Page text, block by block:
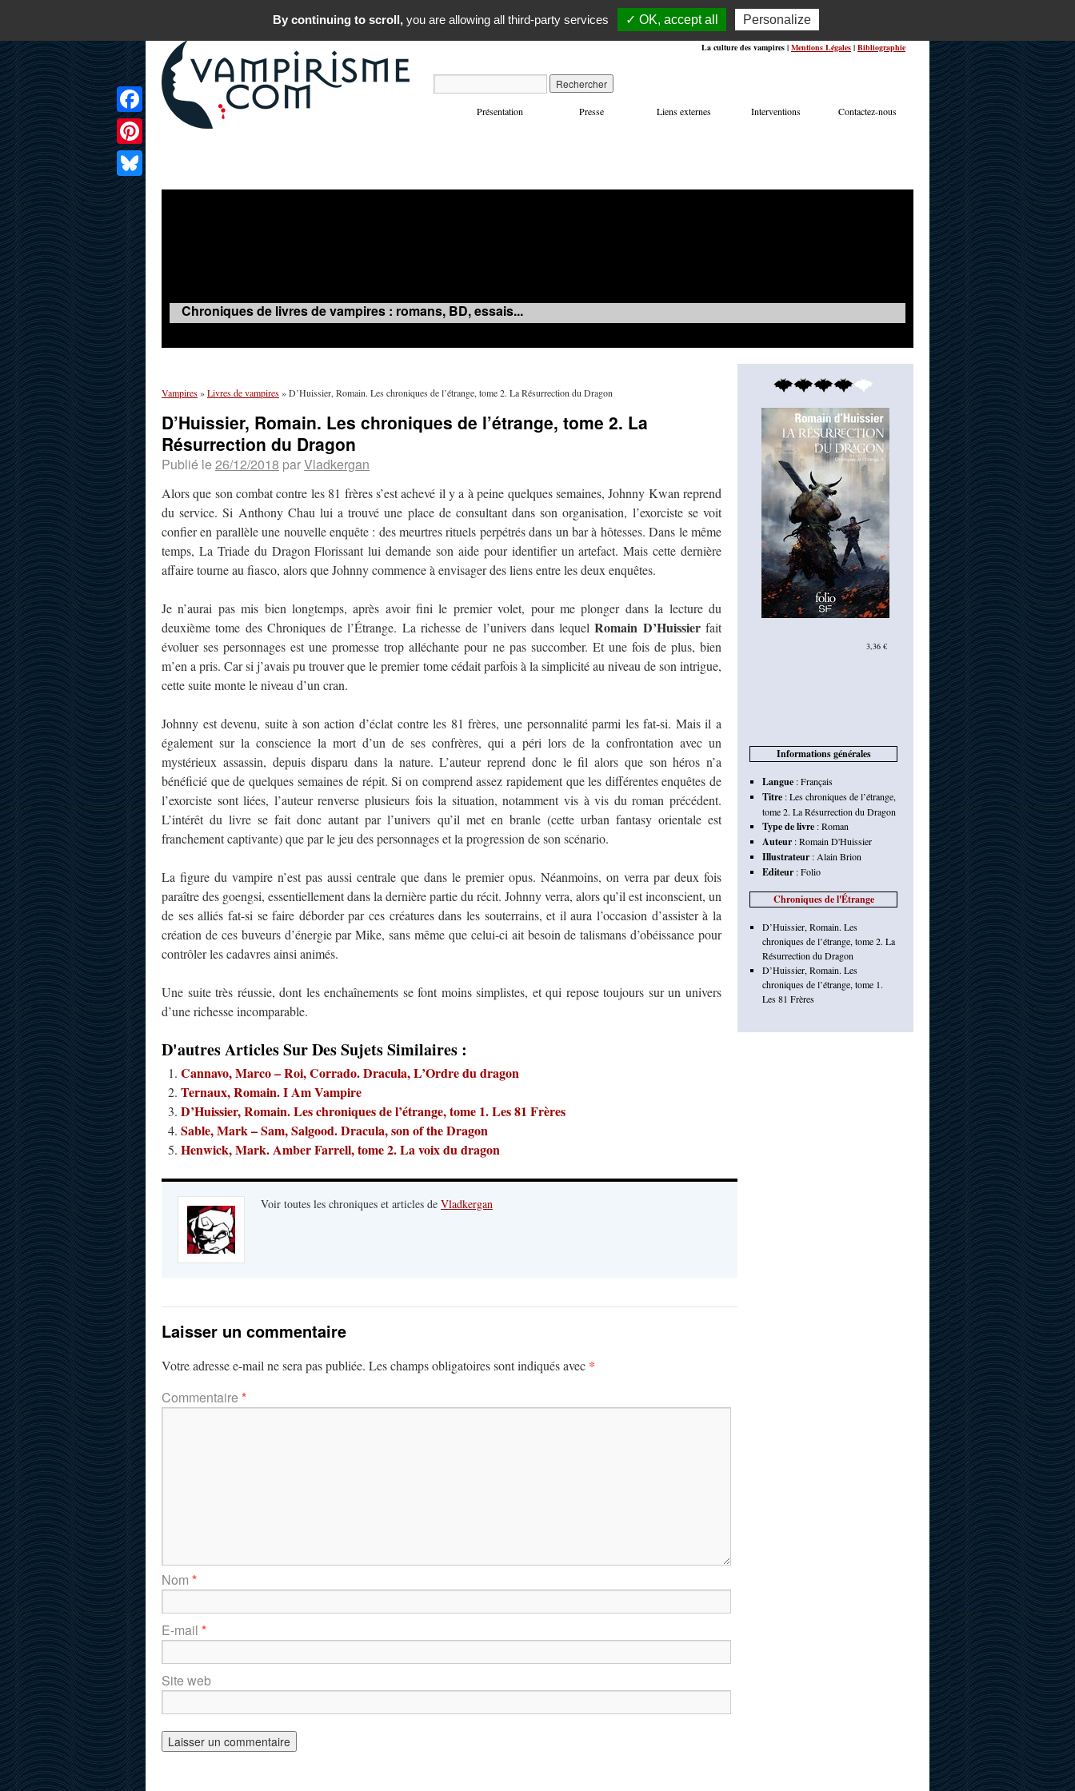
La culture des vampires | Mentions Légales | Bibliographie
Présentation Presse Liens externes Interventions Contactez-nous
Chroniques de livres de vampires : romans, BD, essais...
Vampires»Livres de vampires»D’Huissier, Romain. Les chroniques de l’étrange, tome 2. La Résurrection du Dragon
D’Huissier, Romain. Les chroniques de l’étrange, tome 2. La
Résurrection du Dragon
Publié le 26/12/2018 parVladkergan
Alors que son combat contre les 81 frères s’est achevé il y a à peine quelques semaines, Johnny Kwan reprend
du service. Si Anthony Chau lui a trouvé une place de consultant dans son organisation, l’exorciste se voit
confier en parallèle une nouvelle enquête : des meurtres rituels perpétrés dans un bar à hôtesses. Dans le même
temps, La Triade du Dragon Florissant lui demande son aide pour identifier un artefact. Mais cette dernière
affaire tourne au fiasco, alors que Johnny commence à envisager des liens entre les deux enquêtes.
Je n’aurai pas mis bien longtemps, après avoir fini le premier volet, pour me plonger dans la lecture du
deuxième tome des Chroniques de l’Étrange. La richesse de l’univers dans lequelRomain D’Huissierfait
évoluer ses personnages est une promesse trop alléchante pour ne pas succomber. Et une fois de plus, bien
m’en a pris. Car si j’avais pu trouver que le premier tome cédait parfois à la simplicité au niveau de son intrigue,
cette suite monte le niveau d’un cran.
Johnny est devenu, suite à son action d’éclat contre les 81 frères, une personnalité parmi les fat-si. Mais il a
également sur la conscience la mort d’un de ses confrères, qui a péri lors de la confrontation avec un
mystérieux assassin, depuis disparu dans la nature. L’auteur reprend donc le fil alors que son héros n’a
bénéficié que de quelques semaines de répit. Si on comprend assez rapidement que les différentes enquêtes de
l’exorciste sont liées, l’auteur renverse plusieurs fois la situation, notamment vis à vis du roman précédent.
L’intérêt du livre se fait donc autant par l’univers qu’il met en branle (cette urban fantasy orientale est
franchement captivante) que par le jeu des personnages et la progression de son scénario.
La figure du vampire n’est pas aussi centrale que dans le premier opus. Néanmoins, on verra par deux fois
paraître des goengsi, essentiellement dans la dernière partie du récit. Johnny verra, alors qu’il est inconscient, un
de ses alliés fat-si se faire déborder par ces créatures dans les souterrains, et il aura l’occasion d’assister à la
création de ces buveurs d’énergie par Mike, sans même que celui-ci ait besoin de talismans d’obéissance pour
contrôler les cadavres ainsi animés.
Une suite très réussie, dont les enchaînements se font moins simplistes, et qui repose toujours sur un univers
d’une richesse incomparable.
D'autres Articles Sur Des Sujets Similaires :
Cannavo, Marco – Roi, Corrado. Dracula, L’Ordre du dragon
Ternaux, Romain. I Am Vampire
D’Huissier, Romain. Les chroniques de l’étrange, tome 1. Les 81 Frères
Sable, Mark – Sam, Salgood. Dracula, son of the Dragon
Henwick, Mark. Amber Farrell, tome 2. La voix du dragon
Voir toutes les chroniques et articles de Vladkergan
Laisser un commentaire
Votre adresse e-mail ne sera pas publiée. Les champs obligatoires sont indiqués avec *
Commentaire *
Nom *
E-mail *
Site web
Facebook
Pinterest
Bluesky
3,36 €
Informations générales
Langue:Français
Titre:Les chroniques de l’étrange,
tome 2. La Résurrection du Dragon
Type de livre:Roman
Auteur:Romain D'Huissier
Illustrateur: Alain Brion
Editeur:Folio
Chroniques de l'Étrange
D’Huissier, Romain. Les
chroniques de l’étrange, tome 2. La
Résurrection du Dragon
D’Huissier, Romain. Les
chroniques de l’étrange, tome 1.
Les 81 Frères
By continuing to scroll,you are allowing all third-party services ✓ OK, accept all Personalize